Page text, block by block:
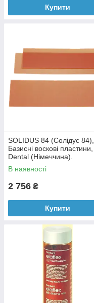
Купити
SOLIDUS 84 (Солідус 84),
Базисні воскові
Dental (Німеччина).
В наявності
2 756 ₴
Купити